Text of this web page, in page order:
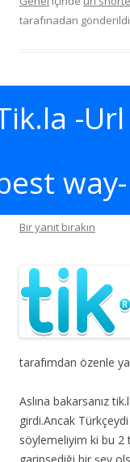
tarafınadan
-
Bir yanıt bırakın
tarafımdan özenle
Aslına bakarsanız
girdi.Ancak
söylemeliyim ki bu 2